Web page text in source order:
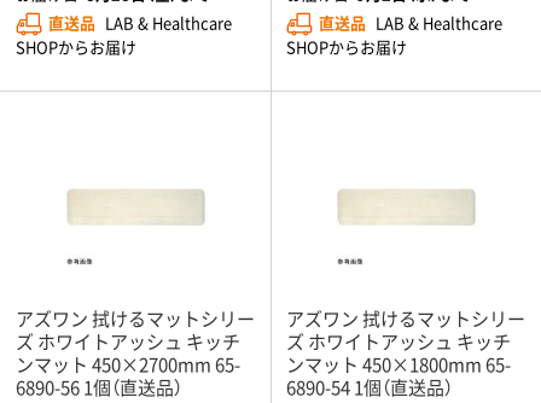
直送品 LAB & Healthcare
SHOPからお届け
直送品 LAB & Healthcare
SHOPからお届け
アズワン 拭けるマットシリー
ズ ホワイトアッシュ キッチ
ンマット 450×2700mm 65-
6890-56 1個（直送品）
アズワン 拭けるマットシリー
ズ ホワイトアッシュ キッチ
ンマット 450×1800mm 65-
6890-54 1個（直送品）